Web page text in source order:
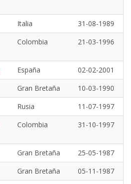
Italia
31-08-1989
Colombia 21-03-1996
España
02-02-2001
Gran Bretaña
10-03-1990
Rusia
11-07-1997
Colombia 31-10-1997
Gran Bretaña
25-05-1987
Gran Bretaña
05-11-1987